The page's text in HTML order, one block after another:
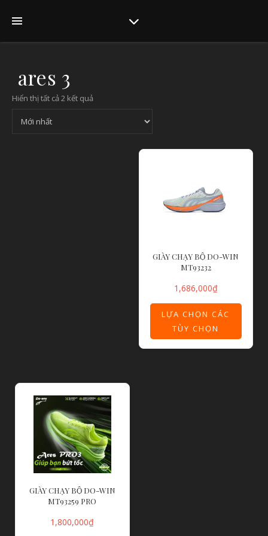
ares 3
Hiển thị tất cả 2 kết quả
GIÀY CHẠY BỘ DO-WIN
MT93232
1,686,000₫
LỰA CHỌN CÁC
TÙY CHỌN
GIÀY CHẠY BỘ DO-WIN
MT93259 PRO
1,800,000₫